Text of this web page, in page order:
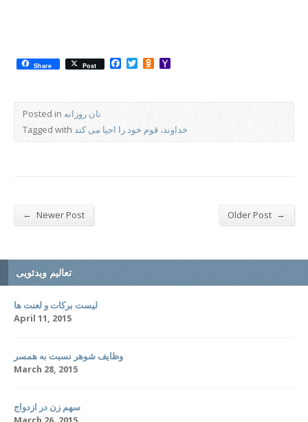
Share Post Facebook
TwitterOdnoklassniki
Posted in نان روزانه
Tagged withخداوند، قوم خود را احیا می کند
← Newer Post Older Post →
تعالیم ویدئویی
لیست برکات و لعنت ها
April 11, 2015
وظایف شوهر نسبت به همسر
March 28, 2015
سهم زن در ازدواج